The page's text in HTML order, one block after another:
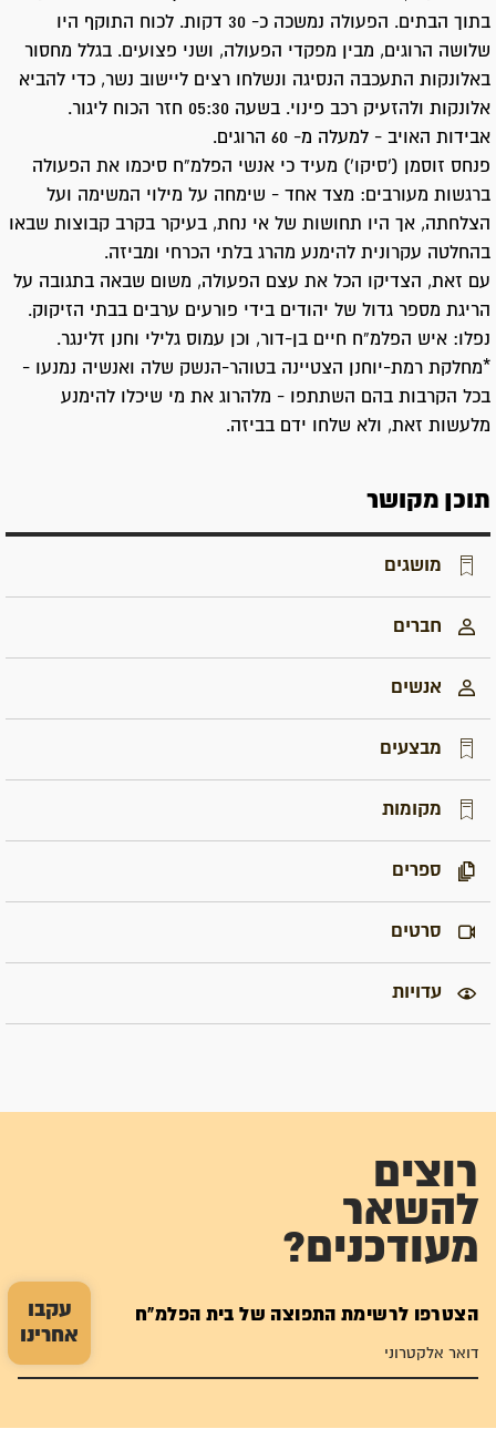
עקבו
אחרינו
בתוך הבתים. הפעולה נמשכה כ- 30 דקות. לכוח התוקף היו
שלושה הרוגים, מבין מפקדי הפעולה, ושני פצועים. בגלל מחסור
באלונקות התעכבה הנסיגה ונשלחו רצים ליישוב נשר, כדי להביא
אלונקות ולהזעיק רכב פינוי. בשעה 05:30 חזר הכוח ליגור.
אבידות האויב - למעלה מ- 60 הרוגים.
פנחס זוסמן (‘סיקו’) מעיד כי אנשי הפלמ”ח סיכמו את הפעולה
ברגשות מעורבים: מצד אחד - שימחה על מילוי המשימה ועל
הצלחתה, אך היו תחושות של אי נחת, בעיקר בקרב קבוצות שבאו
בהחלטה עקרונית להימנע מהרג בלתי הכרחי ומביזה.
עם זאת, הצדיקו הכל את עצם הפעולה, משום שבאה בתגובה על
הריגת מספר גדול של יהודים בידי פורעים ערבים בבתי הזיקוק.
נפלו: איש הפלמ”ח חיים בן-דור, וכן עמוס גלילי וחנן זלינגר.
*מחלקת רמת-יוחנן הצטיינה בטוהר-הנשק שלה ואנשיה נמנעו -
בכל הקרבות בהם השתתפו - מלהרוג את מי שיכלו להימנע
מלעשות זאת, ולא שלחו ידם בביזה.
תוכן מקושר
מושגים
חברים
אנשים
מבצעים
מקומות
ספרים
סרטים
עדויות
רוצים
להשאר
מעודכנים?
הצטרפו לרשימת התפוצה של בית הפלמ"ח